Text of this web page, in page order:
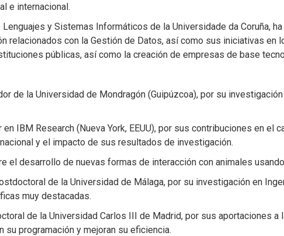
e internacional.
Lenguajes y Sistemas Informáticos de la Universidade da Coruña,
relacionados con la Gestión de Datos, así como sus iniciativas en
públicas, así como la creación de empresas de base
de la Universidad de Mondragón (Guipúzcoa), por su
IBM Research (Nueva York, EEUU), por sus contribuciones en el
y el impacto de sus resultados de investigación.
el desarrollo de nuevas formas de interacción con animales
de la Universidad de Málaga, por su investigación en
muy destacadas.
de la Universidad Carlos III de Madrid, por sus aportaciones a
programación y mejoran su eficiencia.